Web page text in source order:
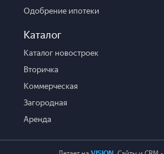
Одобрение ипотеки
Каталог
Каталог новостроек
Вторичка
Коммерческая
Загородная
Аренда